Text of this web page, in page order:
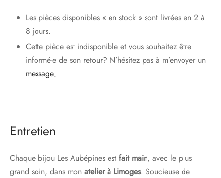
Les pièces disponibles « en stock » sont livrées en 2 à
8 jours.
Cette pièce est indisponible et vous souhaitez être
informé-e de son retour? N’hésitez pas à m’envoyer un
message.
Entretien
Chaque bijou Les Aubépines est fait main, avec le plus
grand soin, dans mon atelier à Limoges. Soucieuse de